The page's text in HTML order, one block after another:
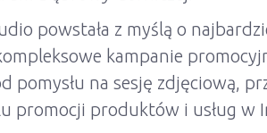
powstała z myślą o
kampanie
pomysłu na sesję zdjęciową,
promocji produktów i usług w